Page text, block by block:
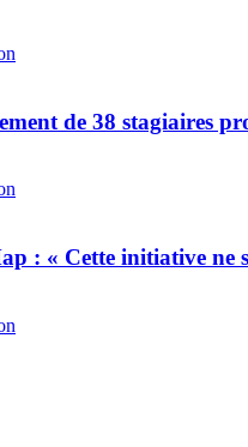
de 38 stagiaires
: « Cette initiative ne